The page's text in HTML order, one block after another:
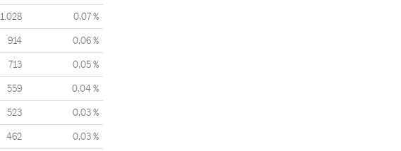
1.028 0,07 %
914 0,06 %
713 0,05 %
559 0,04 %
523 0,03 %
462 0,03 %